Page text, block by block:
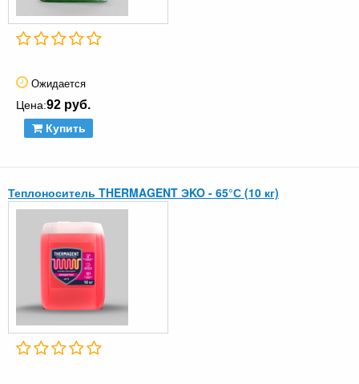
Ожидается
Цена:92 руб.
Купить
Теплоноситель THERMAGENT ЭKO - 65°С (10 кг)